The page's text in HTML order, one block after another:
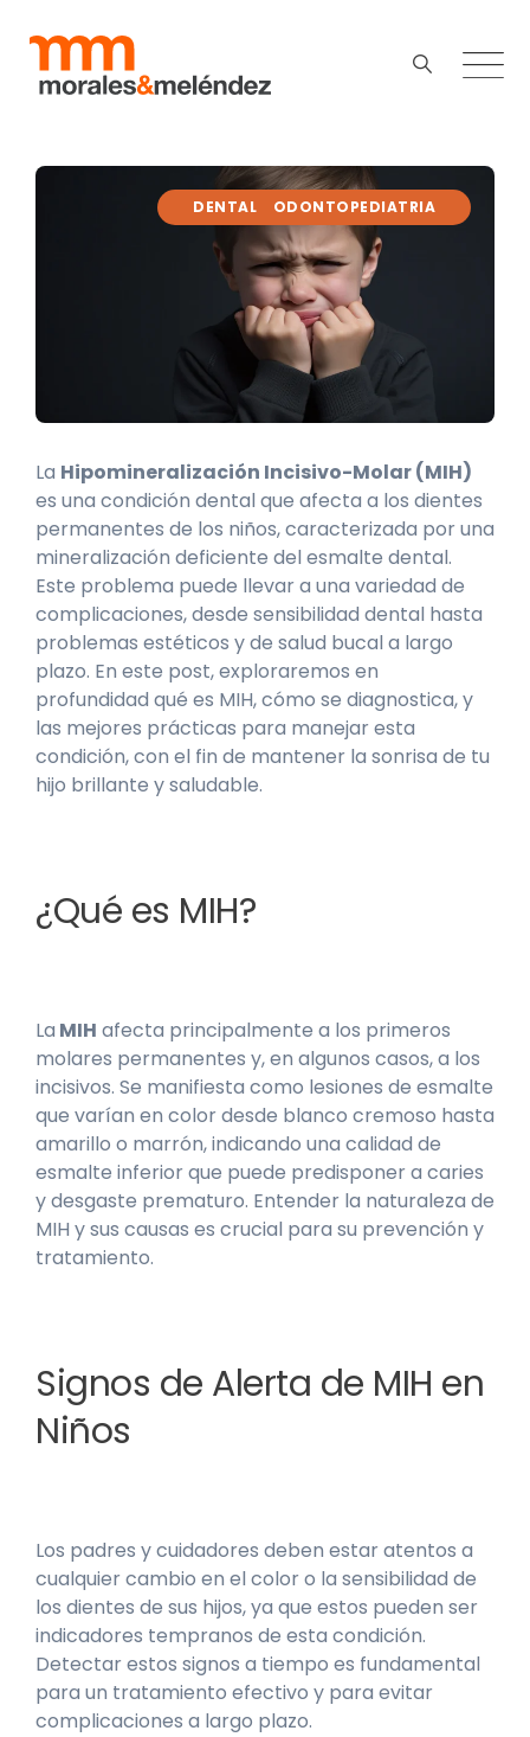
DENTAL ODONTOPEDIATRIA
La Hipomineralización Incisivo-Molar (MIH)
es una condición dental que afecta a los dientes
permanentes de los niños, caracterizada por una
mineralización deficiente del esmalte dental.
Este problema puede llevar a una variedad de
complicaciones, desde sensibilidad dental hasta
problemas estéticos y de salud bucal a largo
plazo. En este post, exploraremos en
profundidad qué es MIH, cómo se diagnostica, y
las mejores prácticas para manejar esta
condición, con el fin de mantener la sonrisa de tu
hijo brillante y saludable.
¿Qué es MIH?
La MIH afecta principalmente a los primeros
molares permanentes y, en algunos casos, a los
incisivos. Se manifiesta como lesiones de esmalte
que varían en color desde blanco cremoso hasta
amarillo o marrón, indicando una calidad de
esmalte inferior que puede predisponer a caries
y desgaste prematuro. Entender la naturaleza de
MIH y sus causas es crucial para su prevención y
tratamiento.
Signos de Alerta de MIH en
Niños
Los padres y cuidadores deben estar atentos a
cualquier cambio en el color o la sensibilidad de
los dientes de sus hijos, ya que estos pueden ser
indicadores tempranos de esta condición.
Detectar estos signos a tiempo es fundamental
para un tratamiento efectivo y para evitar
complicaciones a largo plazo.